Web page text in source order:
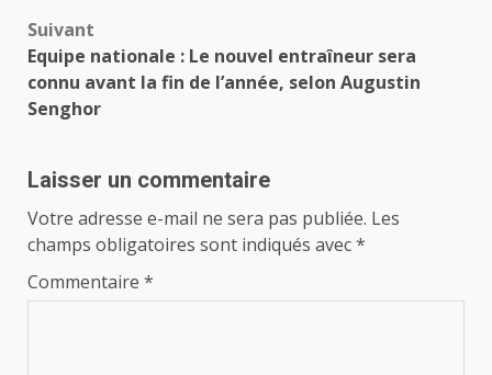
Suivant
Equipe nationale : Le nouvel entraîneur sera
connu avant la fin de l’année, selon Augustin
Senghor
Laisser un commentaire
Votre adresse e-mail ne sera pas publiée. Les
champs obligatoires sont indiqués avec*
Commentaire *